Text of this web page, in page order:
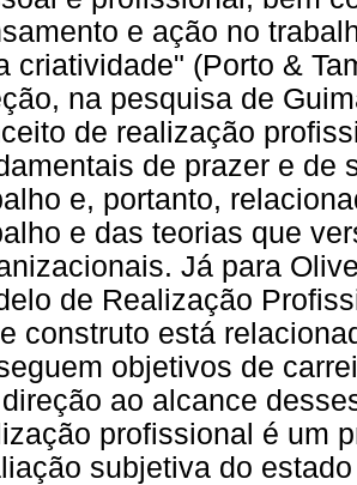
e ação no
criatividade" (Porto &
na pesquisa de
de realização
de prazer e de
e, portanto,
e das teorias que
Já para
de Realização
construto está
objetivos de
ao alcance
profissional é um
subjetiva do